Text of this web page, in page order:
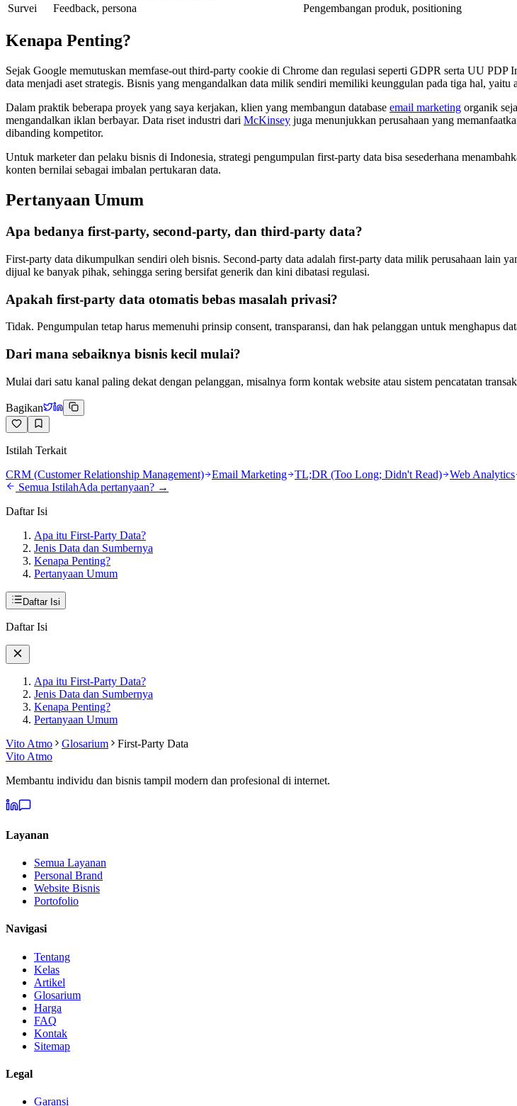
Survei
Feedback, persona Pengembangan produk, positioning
Kenapa Penting?
Sejak Google memutuskan memfase-out third-party cookie di Chrome dan regulasi seperti GDPR serta UU
data menjadi aset strategis. Bisnis yang mengandalkan data milik sendiri memiliki keunggulan pada tiga hal,
Dalam praktik beberapa proyek yang saya kerjakan, klien yang membangun database email marketing organik
mengandalkan iklan berbayar. Data riset industri dari McKinsey juga menunjukkan perusahaan yang
dibanding kompetitor.
Untuk marketer dan pelaku bisnis di Indonesia, strategi pengumpulan first-party data bisa sesederhana
konten bernilai sebagai imbalan pertukaran data.
Pertanyaan Umum
Apa bedanya first-party, second-party, dan third-party data?
First-party data dikumpulkan sendiri oleh bisnis. Second-party data adalah first-party data milik perusahaan lain
dijual ke banyak pihak, sehingga sering bersifat generik dan kini dibatasi regulasi.
Apakah first-party data otomatis bebas masalah privasi?
Tidak. Pengumpulan tetap harus memenuhi prinsip consent, transparansi, dan hak pelanggan untuk menghapus
Dari mana sebaiknya bisnis kecil mulai?
Mulai dari satu kanal paling dekat dengan pelanggan, misalnya form kontak website atau sistem pencatatan
Bagikan
Istilah Terkait
CRM (Customer Relationship Management)
Email Marketing TL;DR (Too Long; Didn't Read)
Web Analytics
Semua IstilahAda pertanyaan? →
Daftar Isi
Apa itu First-Party Data?
Jenis Data dan Sumbernya
Kenapa Penting?
Pertanyaan Umum
Daftar Isi
Daftar Isi
Apa itu First-Party Data?
Jenis Data dan Sumbernya
Kenapa Penting?
Pertanyaan Umum
Vito Atmo
Glosarium
First-Party Data
Vito Atmo
Membantu individu dan bisnis tampil modern dan profesional di internet.
Layanan
Semua Layanan
Personal Brand
Website Bisnis
Portofolio
Navigasi
Tentang
Kelas
Artikel
Glosarium
Harga
FAQ
Kontak
Sitemap
Legal
Garansi